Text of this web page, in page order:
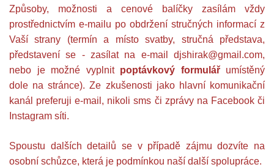
Způsoby, možnosti a cenové balíčky zasílám vždy
prostřednictvím e-mailu po obdržení stručných informací z
Vaší strany (termín a místo svatby, stručná představa,
představení se - zasílat na e-mail djshirak@gmail.com,
nebo je možné vyplnit poptávkový formulářumístěný
dole na stránce). Ze zkušenosti jako hlavní komunikační
kanál preferuji e-mail, nikoli sms či zprávy na Facebook či
Instagram síti.
Spoustu dalších detailů se v případě zájmu dozvíte na
osobní schůzce, která je podmínkou naší další spolupráce.